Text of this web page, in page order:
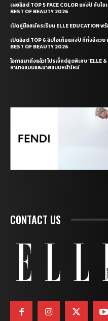
เผยลิสต์ TOP 5 FACE COLOR แห่งปี กับ
BEST OF BEAUTY 2026
เปิดคู่มือสมัครเรียน ELLE EDUCATION
เปิดลิสต์ TOP 6 ลิปไอเท็มแห่งปี ที่ทั้งสีสวย
BEST OF BEAUTY 2026
โอกาสมาถึงแล้ว! โปรเจ็กต์สุดพิเศษ ‘ELLE &
หานางแบบและนายแบบหน้าใหม่
CONTACT US